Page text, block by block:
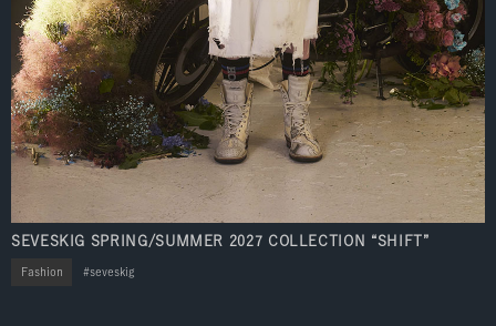
SEVESKIG SPRING/SUMMER 2027 COLLECTION “SHIFT”
Fashion seveskig